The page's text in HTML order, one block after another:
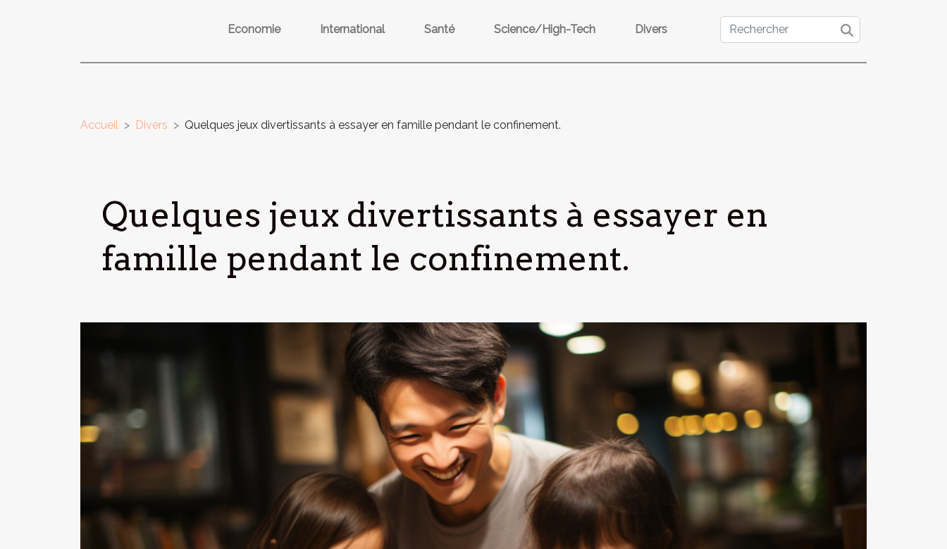
Economie International Santé Science/High-Tech Divers
Accueil Divers Quelques jeux divertissants à essayer en famille pendant le confinement.
Quelques jeux divertissants à essayer en
famille pendant le confinement.